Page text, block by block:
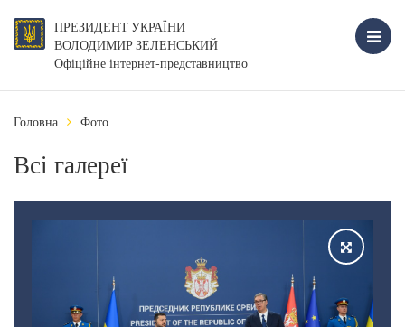
ПРЕЗИДЕНТ УКРАЇНИ
ВОЛОДИМИР ЗЕЛЕНСЬКИЙ
Офіційне інтернет-представництво
Головна Фото
Всі галереї